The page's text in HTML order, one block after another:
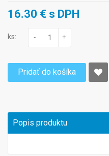
16.30 € s DPH
ks: - +
Pridať do košíka
Popis produktu